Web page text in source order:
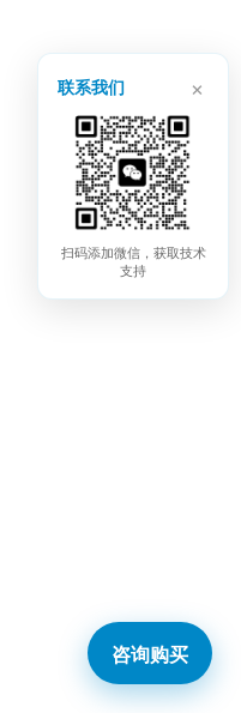
联系我们 ×
扫码添加微信，获取技术
支持
咨询购买